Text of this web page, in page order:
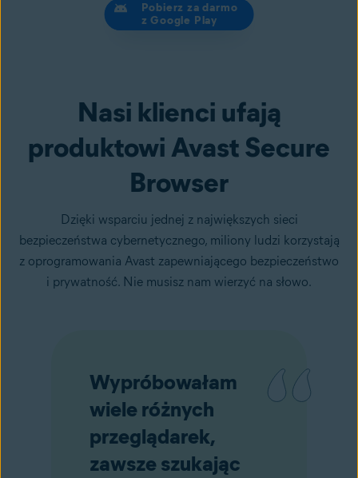
Pobierz za darmo
z Google Play
Nasi klienci ufają
produktowi Avast Secure
Browser
Dzięki wsparciu jednej z największych sieci
bezpieczeństwa cybernetycznego, miliony ludzi korzystają
z oprogramowania Avast zapewniającego bezpieczeństwo
i prywatność. Nie musisz nam wierzyć na słowo.
Wypróbowałam
wiele różnych
przeglądarek,
zawsze szukając